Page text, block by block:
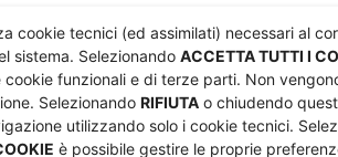
cookie tecnici (ed assimilati) necessari al
sistema. Selezionando ACCETTA TUTTI I
cookie funzionali e di terze parti. Non
Selezionando RIFIUTA o chiudendo
utilizzando solo i cookie tecnici.
è possibile gestire le proprie
Privacy
Parità di genere
Amministrazione